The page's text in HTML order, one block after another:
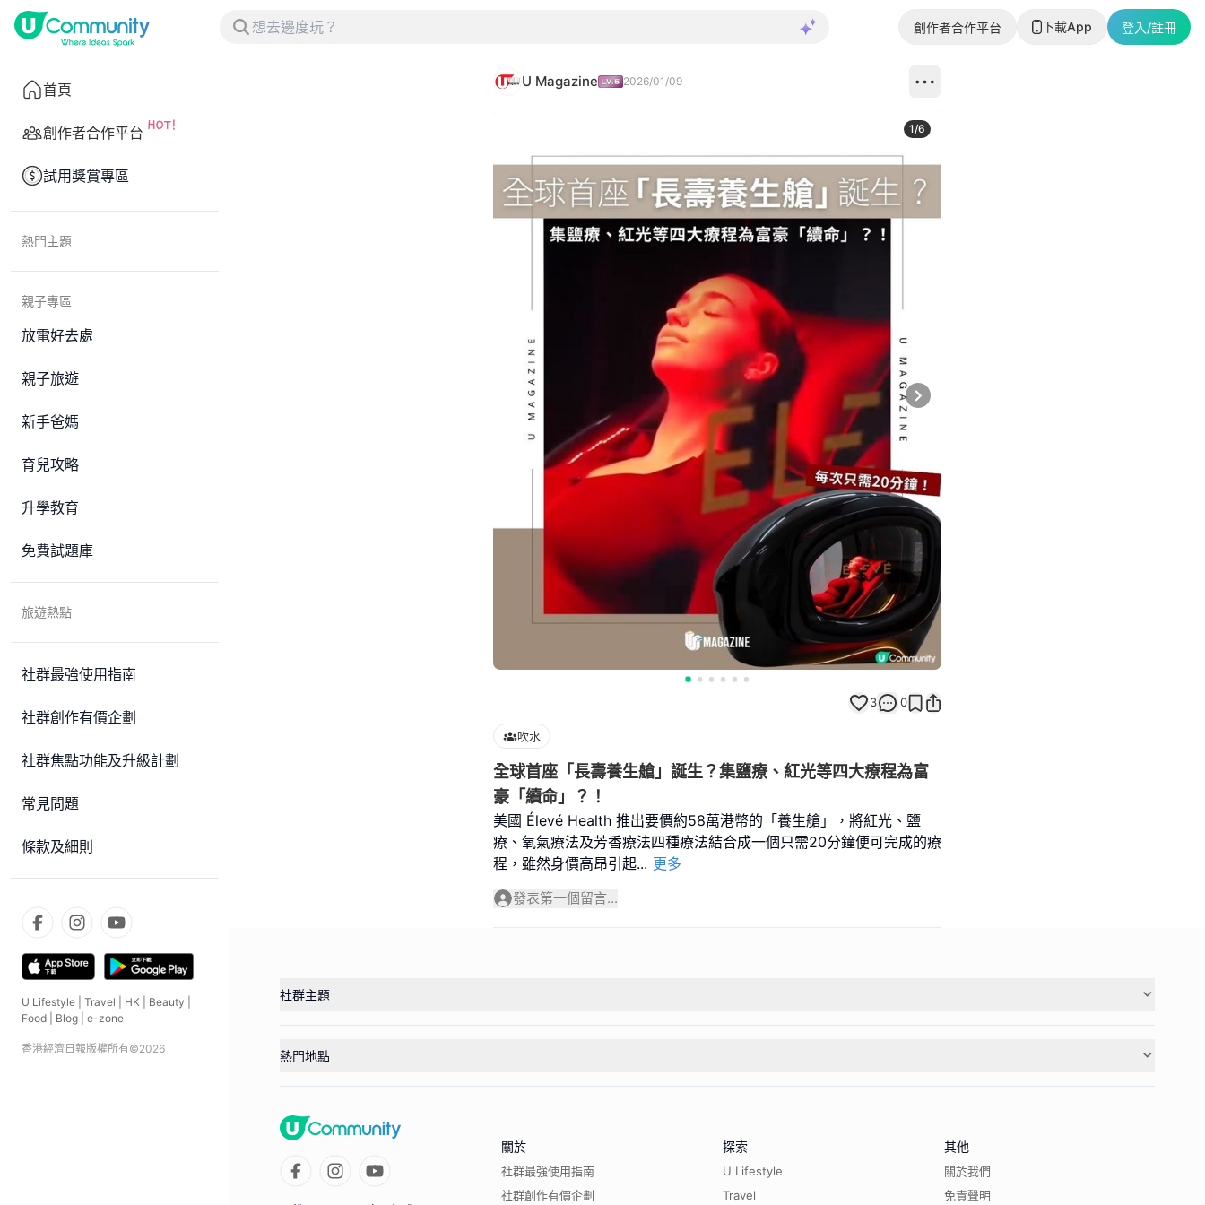
創作者合作平台 下載App 登入/註冊
首頁
創作者合作平台
試用獎賞專區
熱門主題
親子專區
放電好去處
親子旅遊
新手爸媽
育兒攻略
升學教育
免費試題庫
旅遊熱點
社群最強使用指南
社群創作有價企劃
社群焦點功能及升級計劃
常見問題
條款及細則
U Lifestyle Travel HK Beauty
Food
Blog e-zone
香港經濟日報版權所有©2026
U Magazine 2026/01/09
Next slide
1/6
3 0
吹水
全球首座「長壽養生艙」誕生？集鹽療、紅光等四大療程為富
豪「續命」？！
美國 Élevé Health 推出要價約58萬港幣的「養生艙」，將紅光、鹽
療、氧氣療法及芳香療法四種療法結合成一個只需20分鐘便可完成的療
程，雖然身價高昂引起... 更多
發表第一個留言...
社群主題
熱門地點
關於
社群最強使用指南
社群創作有價企劃
探索
U Lifestyle
Travel
其他
關於我們
免責聲明